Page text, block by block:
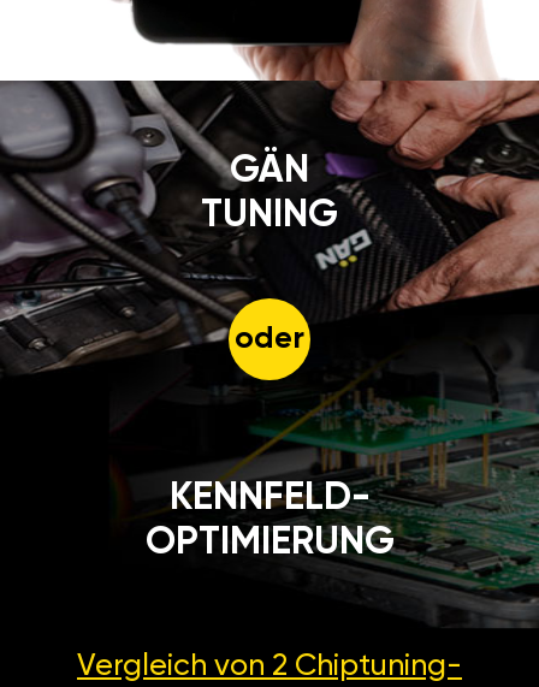
GÄN
TUNING
oder
KENNFELD-
OPTIMIERUNG
Vergleich von 2 Chiptuning-